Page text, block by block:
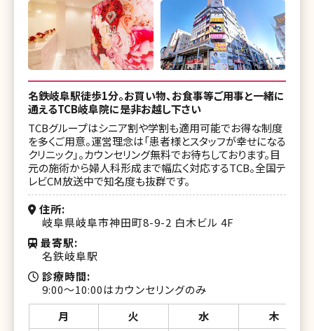
名鉄岐阜駅徒歩1分。お買い物、お食事等ご用事と一緒に
通えるTCB岐阜院に是非お越し下さい
TCBグループはシニア割や学割も適用可能でお得な制度
を多くご用意。運営理念は「患者様とスタッフが幸せになる
クリニック」。カウンセリング無料でお待ちしております。目
元の施術から婦人科形成まで幅広く対応するTCB。全国テ
レビCM放送中で知名度も抜群です。
住所
岐阜県岐阜市神田町8-9-2 白木ビル 4F
最寄駅
名鉄岐阜駅
診療時間
9:00～10:00はカウンセリングのみ
月
火 水 木